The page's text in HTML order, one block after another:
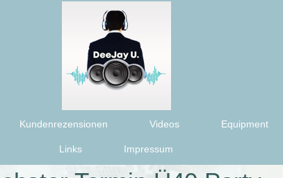
Kundenrezensionen Videos Equipment
Links Impressum